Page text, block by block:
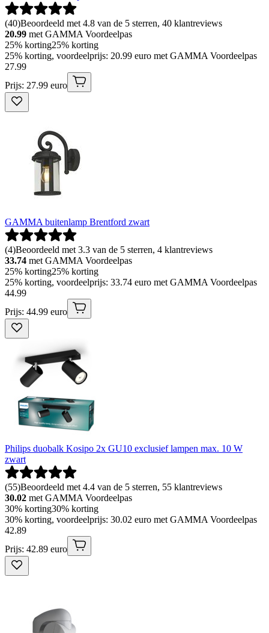
(40)Beoordeeld met 4.8 van de 5 sterren, 40 klantreviews
20.99 met GAMMA Voordeelpas
25% korting25% korting
25% korting, voordeelprijs: 20.99 euro met GAMMA Voordeelpas
27.99
Prijs: 27.99 euro
GAMMA buitenlamp Brentford zwart
(4)Beoordeeld met 3.3 van de 5 sterren, 4 klantreviews
33.74 met GAMMA Voordeelpas
25% korting25% korting
25% korting, voordeelprijs: 33.74 euro met GAMMA Voordeelpas
44.99
Prijs: 44.99 euro
Philips duobalk Kosipo 2x GU10 exclusief lampen max. 10 W
zwart
(55)Beoordeeld met 4.4 van de 5 sterren, 55 klantreviews
30.02 met GAMMA Voordeelpas
30% korting30% korting
30% korting, voordeelprijs: 30.02 euro met GAMMA Voordeelpas
42.89
Prijs: 42.89 euro